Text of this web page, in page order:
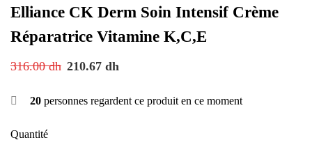
Elliance CK Derm Soin Intensif Crème
Réparatrice Vitamine K,C,E
316.00dh 210.67 dh
20 personnes regardent ce produit en ce moment
Quantité